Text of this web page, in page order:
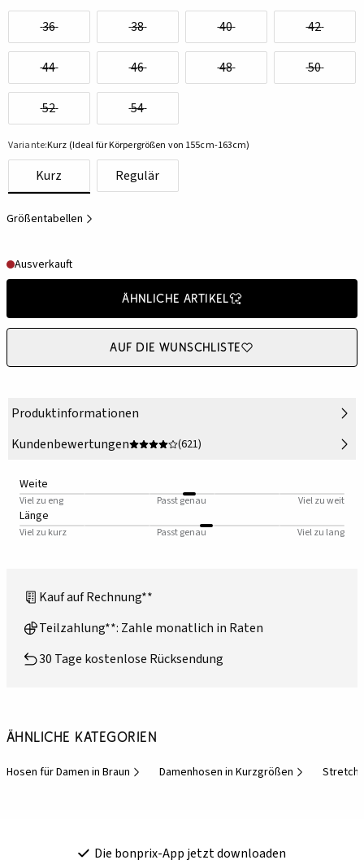
36 38 40 42
44 46 48 50
52 54
Variante:Kurz (Ideal für Körpergrößen von 155cm-163cm)
Kurz Regulär
Größentabellen
Ausverkauft
Ähnliche Artikel
Auf die Wunschliste
Produktinformationen
Kundenbewertungen
(621)
Weite
Viel zu eng Passt genau Viel zu weit
Länge
Viel zu kurz Passt genau Viel zu lang
Kauf auf Rechnung**
Teilzahlung**: Zahle monatlich in Raten
30 Tage kostenlose Rücksendung
Ähnliche Kategorien
Hosen für Damen in Braun Damenhosen in Kurzgrößen
Die bonprix-App jetzt downloaden